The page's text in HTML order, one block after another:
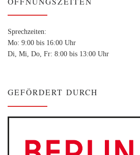
Sprechzeiten:
Mo: 9:00 bis 16:00 Uhr
Di, Mi, Do, Fr: 8:00 bis 13:00 Uhr
GEFÖRDERT DURCH